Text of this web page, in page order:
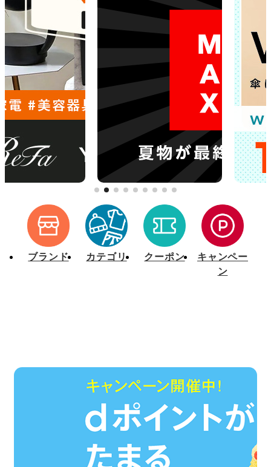
[4/27] GW期間の営業・配送について
[2/18] 毎月0・5のつく日、日曜日開催「d fashionデー」の特典内容変更のお知らせ（2026年3月1日～）
[8/27]購入手続き時のパスキー認証の追加について
[8/6]お盆期間中の営業および配送についてのご案内
[7/15]dカード PLATINUM/GOLD クーポンのご利用について
[5/27]プライバシーポリシー改定について（6月24日）
[2/5]毎月0のつく日開催「d fashionデー」の特典内容変更のお知らせ（2025年3月10日～）
ブランド カテゴリ クーポン
キャンペー
ン